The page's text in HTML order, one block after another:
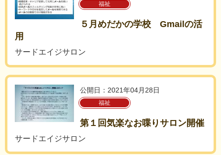
福祉
５月めだかの学校 Gmailの活
用
サードエイジサロン
公開日：2021年04月28日
福祉
第１回気楽なお喋りサロン開催
サードエイジサロン